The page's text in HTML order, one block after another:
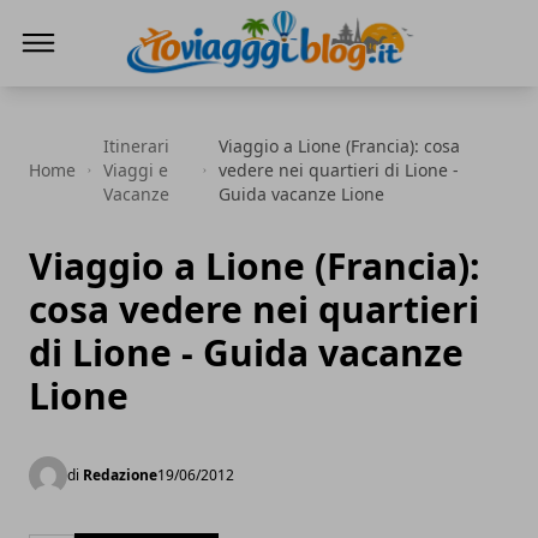
Home
Itinerari
Viaggi e
Vacanze
Viaggio a Lione (Francia): cosa
vedere nei quartieri di Lione -
Guida vacanze Lione
Viaggio a Lione (Francia):
cosa vedere nei quartieri
di Lione - Guida vacanze
Lione
di Redazione19/06/2012